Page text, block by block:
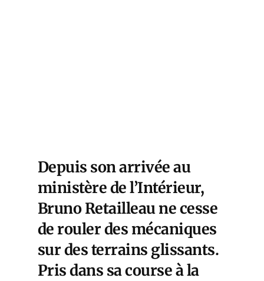
Depuis son arrivée au
ministère de l’Intérieur,
Bruno Retailleau ne cesse
de rouler des mécaniques
sur des terrains glissants.
Pris dans sa course à la